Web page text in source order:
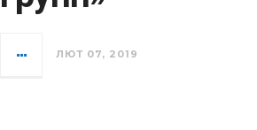
ЛЮТ 07, 2019